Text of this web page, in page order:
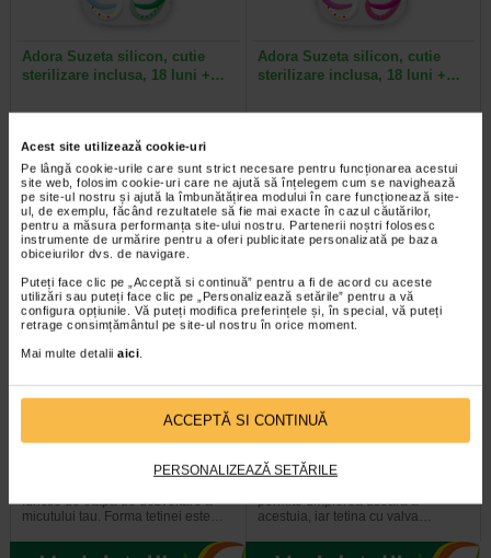
Acest site utilizează cookie-uri
Pe lângă cookie-urile care sunt strict necesare pentru funcționarea acestui
site web, folosim cookie-uri care ne ajută să înțelegem cum se navighează
pe site-ul nostru și ajută la îmbunătățirea modului în care funcționează site-
ul, de exemplu, făcând rezultatele să fie mai exacte în cazul căutărilor,
pentru a măsura performanța site-ului nostru. Partenerii noștri folosesc
instrumente de urmărire pentru a oferi publicitate personalizată pe baza
obiceiurilor dvs. de navigare.
Puteți face clic pe „Acceptă si continuă” pentru a fi de acord cu aceste
utilizări sau puteți face clic pe „Personalizează setările” pentru a vă
configura opțiunile. Vă puteți modifica preferințele și, în special, vă puteți
retrage consimțământul pe site-ul nostru în orice moment.
Mai multe detalii aici.
ACCEPTĂ SI CONTINUĂ
PERSONALIZEAZĂ SETĂRILE
Adora Suzeta silicon, cutie
sterilizare inclusa, 18 luni +…
special, cu orificii mari, care permit
pielii delicate a bebelusului sa…
Adora Suzeta silicon, cutie
sterilizare inclusa, 18 luni +…
2 + Bavetă silicon
Tetina anticolici cu flux rapid 6
luni+, 2 bucati, ADORA
functie de etapa de dezvoltare a
micutului tau. Forma tetinei este…
Adora Biberon cu gat larg si
tetina anticolici, 3-6 luni, 260…
permite umplerea usoara a
acestuia, iar tetina cu valva…